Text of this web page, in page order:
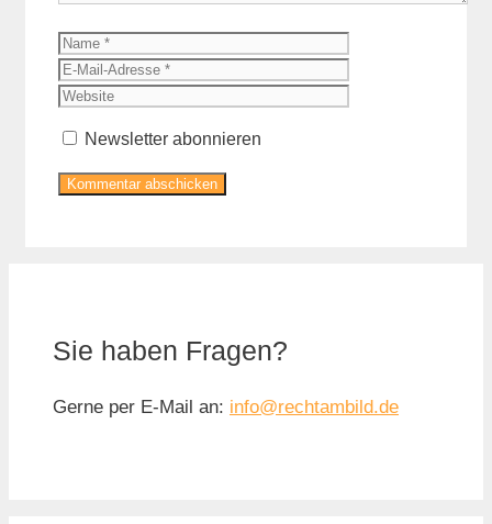
Name
Newsletter abonnieren
Sie haben Fragen?
Gerne per E-Mail an: info@rechtambild.de